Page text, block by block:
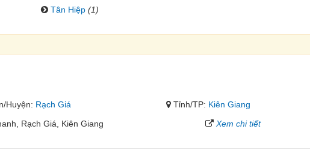
Tân Hiệp (1)
Huyện: Rạch Giá Tỉnh/TP: Kiên Giang
Rạch Giá, Kiên Giang
Xem chi tiết